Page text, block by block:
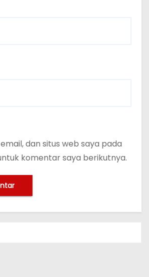
dan situs web saya pada
komentar saya berikutnya.